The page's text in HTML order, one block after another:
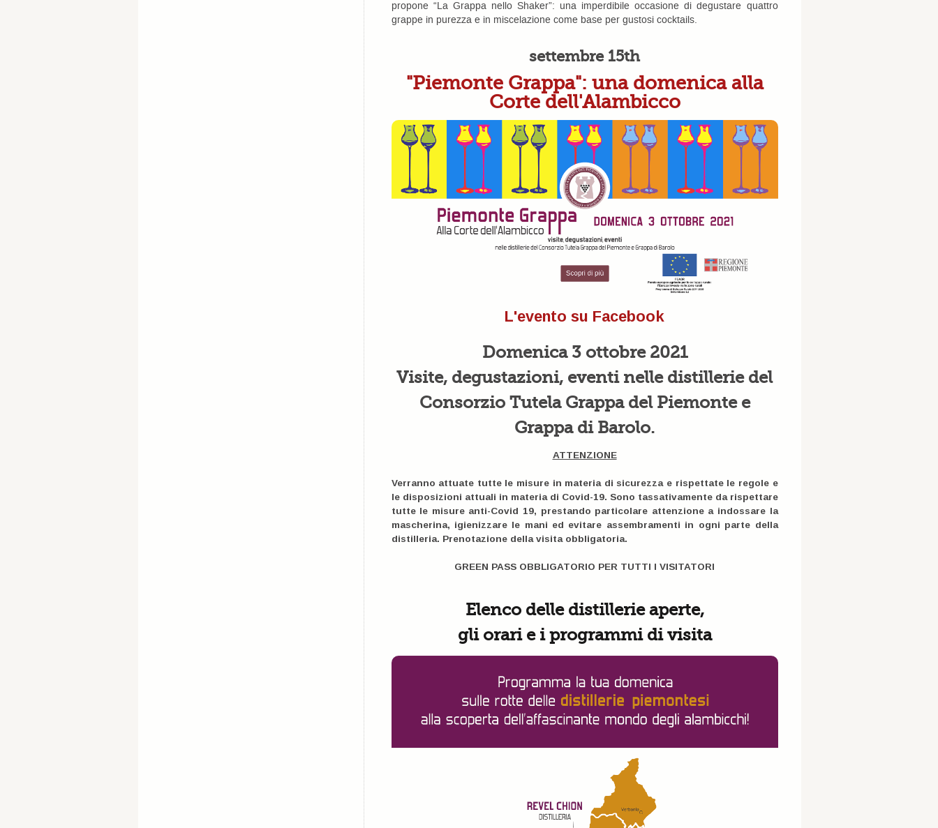
propone “La Grappa nello Shaker”: una imperdibile occasione di degustare quattro
grappe in purezza e in miscelazione come base per gustosi cocktails.
settembre 15th
"Piemonte Grappa": una domenica alla
Corte dell'Alambicco
L'evento su Facebook
Domenica 3 ottobre 2021
Visite, degustazioni, eventi nelle distillerie del
Consorzio Tutela Grappa del Piemonte e
Grappa di Barolo.
ATTENZIONE
Verranno attuate tutte le misure in materia di sicurezza e rispettate le regole e
le disposizioni attuali in materia di Covid-19. Sono tassativamente da rispettare
tutte le misure anti-Covid 19, prestando particolare attenzione a indossare la
mascherina, igienizzare le mani ed evitare assembramenti in ogni parte della
distilleria. Prenotazione della visita obbligatoria.
GREEN PASS OBBLIGATORIO PER TUTTI I VISITATORI
Elenco delle distillerie aperte,
gli orari e i programmi di visita